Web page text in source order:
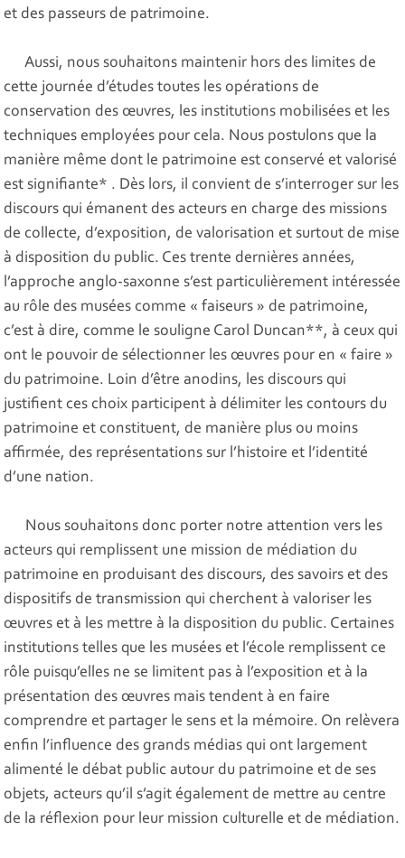
et des passeurs de patrimoine.
Aussi, nous souhaitons maintenir hors des limites de
cette journée d’études toutes les opérations de
conservation des œuvres, les institutions mobilisées et les
techniques employées pour cela. Nous postulons que la
manière même dont le patrimoine est conservé et valorisé
est signifiante* . Dès lors, il convient de s’interroger sur les
discours qui émanent des acteurs en charge des missions
de collecte, d’exposition, de valorisation et surtout de mise
à disposition du public. Ces trente dernières années,
l’approche anglo-saxonne s’est particulièrement intéressée
au rôle des musées comme « faiseurs » de patrimoine,
c’est à dire, comme le souligne Carol Duncan**, à ceux qui
ont le pouvoir de sélectionner les œuvres pour en « faire »
du patrimoine. Loin d’être anodins, les discours qui
justifient ces choix participent à délimiter les contours du
patrimoine et constituent, de manière plus ou moins
affirmée, des représentations sur l’histoire et l’identité
d’une nation.
Nous souhaitons donc porter notre attention vers les
acteurs qui remplissent une mission de médiation du
patrimoine en produisant des discours, des savoirs et des
dispositifs de transmission qui cherchent à valoriser les
œuvres et à les mettre à la disposition du public. Certaines
institutions telles que les musées et l’école remplissent ce
rôle puisqu’elles ne se limitent pas à l’exposition et à la
présentation des œuvres mais tendent à en faire
comprendre et partager le sens et la mémoire. On relèvera
enfin l’influence des grands médias qui ont largement
alimenté le débat public autour du patrimoine et de ses
objets, acteurs qu’il s’agit également de mettre au centre
de la réflexion pour leur mission culturelle et de médiation.